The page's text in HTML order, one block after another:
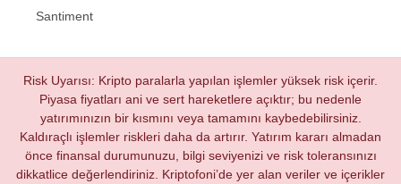
Santiment
Risk Uyarısı: Kripto paralarla yapılan işlemler yüksek risk içerir.
Piyasa fiyatları ani ve sert hareketlere açıktır; bu nedenle
yatırımınızın bir kısmını veya tamamını kaybedebilirsiniz.
Kaldıraçlı işlemler riskleri daha da artırır. Yatırım kararı almadan
önce finansal durumunuzu, bilgi seviyenizi ve risk toleransınızı
dikkatlice değerlendiriniz. Kriptofoni’de yer alan veriler ve içerikler